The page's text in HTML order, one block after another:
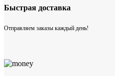
Быстрая доставка
Отправляем заказы каждый день!